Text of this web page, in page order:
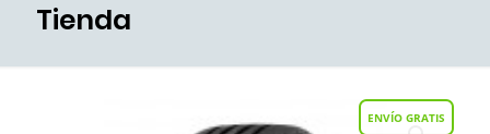
Tienda
ENVÍO GRATIS